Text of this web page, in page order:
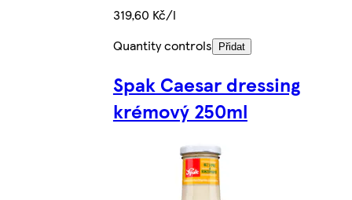
319,60 Kč/l
Quantity controls
Přidat
Spak Caesar dressing
krémový 250ml